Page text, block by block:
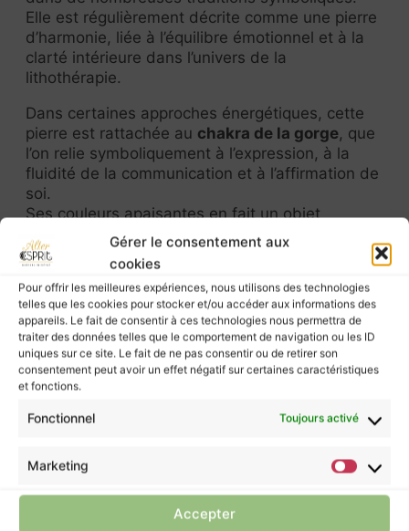
Gérer le consentement aux
cookies
Pour offrir les meilleures expériences, nous utilisons des technologies
telles que les cookies pour stocker et/ou accéder aux informations des
appareils. Le fait de consentir à ces technologies nous permettra de
traiter des données telles que le comportement de navigation ou les ID
uniques sur ce site. Le fait de ne pas consentir ou de retirer son
consentement peut avoir un effet négatif sur certaines caractéristiques
et fonctions.
Fonctionnel Toujours activé
Marketing
Accepter
Elle est régulièrement décrite comme une pierre
d’harmonie, liée à l’équilibre émotionnel et à la
clarté intérieure dans l’univers de la
lithothérapie.
Dans certaines approches énergétiques, cette
pierre est rattachée au chakra de la gorge, que
l’on relie symboliquement à l’expression, à la
fluidité de la communication et à l’affirmation de
soi.
Ses couleurs apaisantes en fait un objet
apprécié lors de pratiques de recentrage, de
méditation ou d’exploration personnelle.
Chakra : Gorge.
Purification :
ou parfumigation (encens
naturel, palo santo, …)
Rechargement :
– Vous pouvez également
déposer votre agate sur la terre pour lui assurer
Les pierres murmurent leurs énergies à ceux
qui les écoutent, mais elles ne possèdent pas
le pouvoir de guérir.